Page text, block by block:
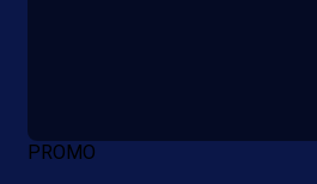
PROMO